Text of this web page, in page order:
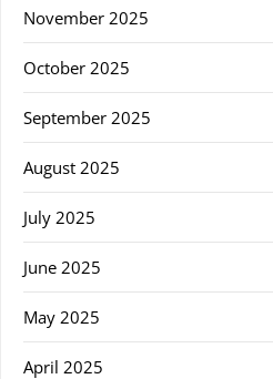
November 2025
October 2025
September 2025
August 2025
July 2025
June 2025
May 2025
April 2025